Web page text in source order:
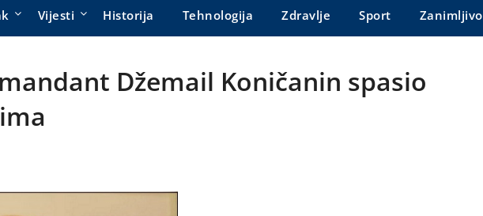
Vijesti Historija Tehnologija Zdravlje Sport Zanimljivo
Džemail Koničanin spasio